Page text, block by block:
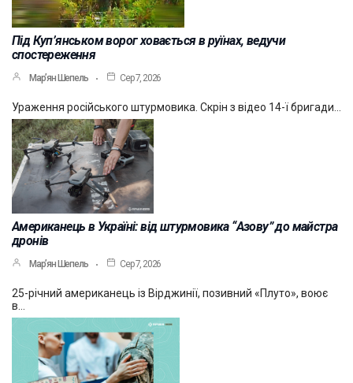
Під Куп’янськом ворог ховається в руїнах, ведучи
спостереження
Мар’ян Шепель Сер 7, 2026
Ураження російського штурмовика. Скрін з відео 14-ї бригади…
Американець в Україні: від штурмовика “Азову” до майстра
дронів
Мар’ян Шепель Сер 7, 2026
25-річний американець із Вірджинії, позивний «Плуто», воює
в…